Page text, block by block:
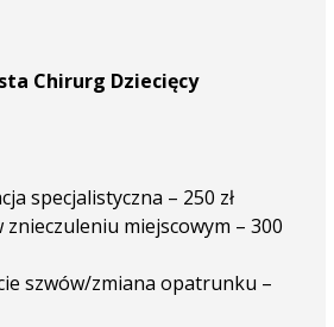
Chirurg Dziecięcy
specjalistyczna – 250 zł
znieczuleniu miejscowym – 300
szwów/zmiana opatrunku –